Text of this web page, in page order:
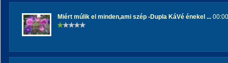
Miért múlik el minden,ami szép -Dupla KáVé énekel ...